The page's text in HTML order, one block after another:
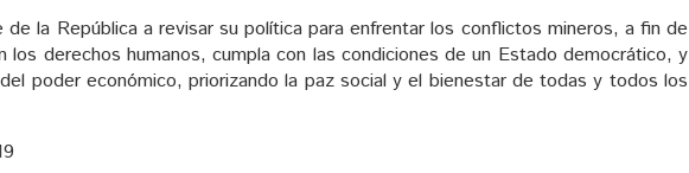
de la República a revisar su política para enfrentar los conflictos mineros, a fin de
los derechos humanos, cumpla con las condiciones de un Estado democrático, y
poder económico, priorizando la paz social y el bienestar de todas y todos los